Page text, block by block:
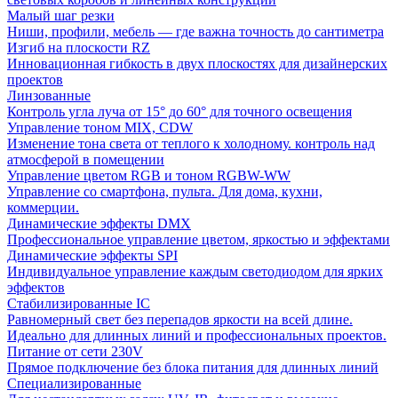
Малый шаг резки
Ниши, профили, мебель — где важна точность до сантиметра
Изгиб на плоскости RZ
Инновационная гибкость в двух плоскостях для дизайнерских
проектов
Линзованные
Контроль угла луча от 15° до 60° для точного освещения
Управление тоном MIX, CDW
Изменение тона света от теплого к холодному. контроль над
атмосферой в помещении
Управление цветом RGB и тоном RGBW-WW
Управление со смартфона, пульта. Для дома, кухни,
коммерции.
Динамические эффекты DMX
Профессиональное управление цветом, яркостью и эффектами
Динамические эффекты SPI
Индивидуальное управление каждым светодиодом для ярких
эффектов
Стабилизированные IC
Равномерный свет без перепадов яркости на всей длине.
Идеально для длинных линий и профессиональных проектов.
Питание от сети 230V
Прямое подключение без блока питания для длинных линий
Специализированные